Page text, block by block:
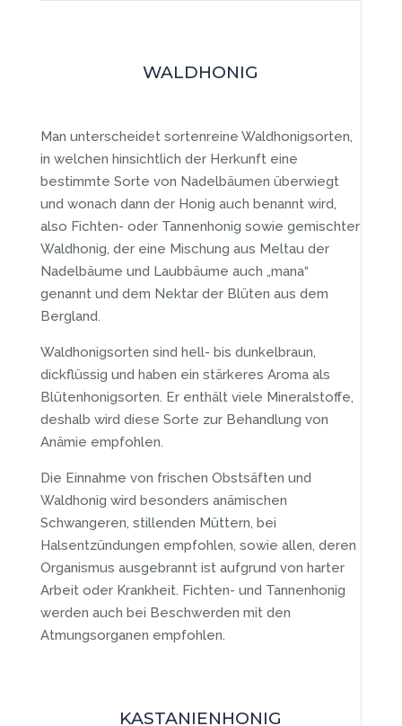
WALDHONIG
Man unterscheidet sortenreine Waldhonigsorten,
in welchen hinsichtlich der Herkunft eine
bestimmte Sorte von Nadelbäumen überwiegt
und wonach dann der Honig auch benannt wird,
also Fichten- oder Tannenhonig sowie gemischter
Waldhonig, der eine Mischung aus Meltau der
Nadelbäume und Laubbäume auch „mana“
genannt und dem Nektar der Blüten aus dem
Bergland.
Waldhonigsorten sind hell- bis dunkelbraun,
dickflüssig und haben ein stärkeres Aroma als
Blütenhonigsorten. Er enthält viele Mineralstoffe,
deshalb wird diese Sorte zur Behandlung von
Anämie empfohlen.
Die Einnahme von frischen Obstsäften und
Waldhonig wird besonders anämischen
Schwangeren, stillenden Müttern, bei
Halsentzündungen empfohlen, sowie allen, deren
Organismus ausgebrannt ist aufgrund von harter
Arbeit oder Krankheit. Fichten- und Tannenhonig
werden auch bei Beschwerden mit den
Atmungsorganen empfohlen.
KASTANIENHONIG